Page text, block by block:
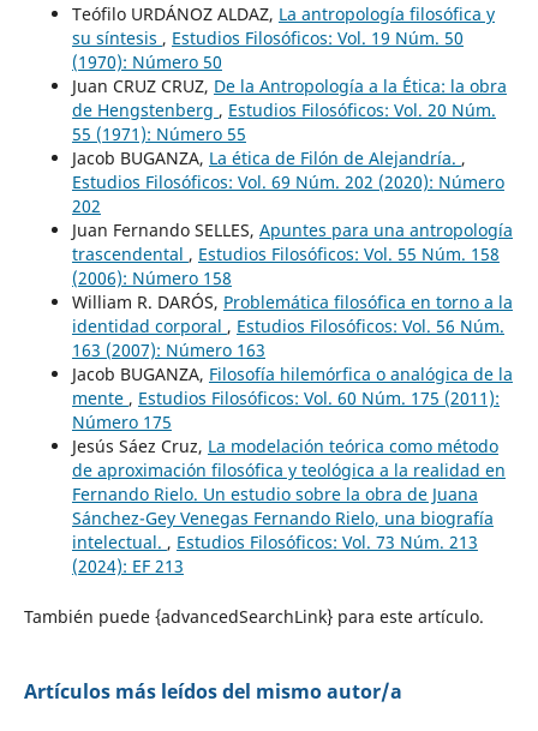
Teófilo URDÁNOZ ALDAZ, La antropología filosófica y
su síntesis , Estudios Filosóficos: Vol. 19 Núm. 50
(1970): Número 50
Juan CRUZ CRUZ, De la Antropología a la Ética: la obra
de Hengstenberg , Estudios Filosóficos: Vol. 20 Núm.
55 (1971): Número 55
Jacob BUGANZA, La ética de Filón de Alejandría. ,
Estudios Filosóficos: Vol. 69 Núm. 202 (2020): Número
202
Juan Fernando SELLES, Apuntes para una antropología
trascendental , Estudios Filosóficos: Vol. 55 Núm. 158
(2006): Número 158
William R. DARÓS, Problemática filosófica en torno a la
identidad corporal , Estudios Filosóficos: Vol. 56 Núm.
163 (2007): Número 163
Jacob BUGANZA, Filosofía hilemórfica o analógica de la
mente , Estudios Filosóficos: Vol. 60 Núm. 175 (2011):
Número 175
Jesús Sáez Cruz, La modelación teórica como método
de aproximación filosófica y teológica a la realidad en
Fernando Rielo. Un estudio sobre la obra de Juana
Sánchez-Gey Venegas Fernando Rielo, una biografía
intelectual. , Estudios Filosóficos: Vol. 73 Núm. 213
(2024): EF 213
También puede {advancedSearchLink} para este artículo.
Artículos más leídos del mismo autor/a